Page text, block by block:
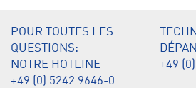
POUR TOUTES LES
QUESTIONS:
NOTRE HOTLINE
+49 (0) 5242 9646-0
+49